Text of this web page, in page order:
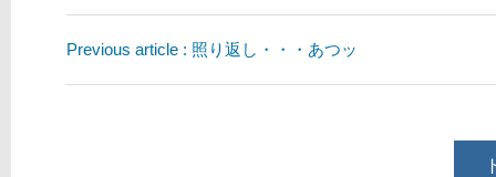
Previous article : 照り返し・・・あつッ